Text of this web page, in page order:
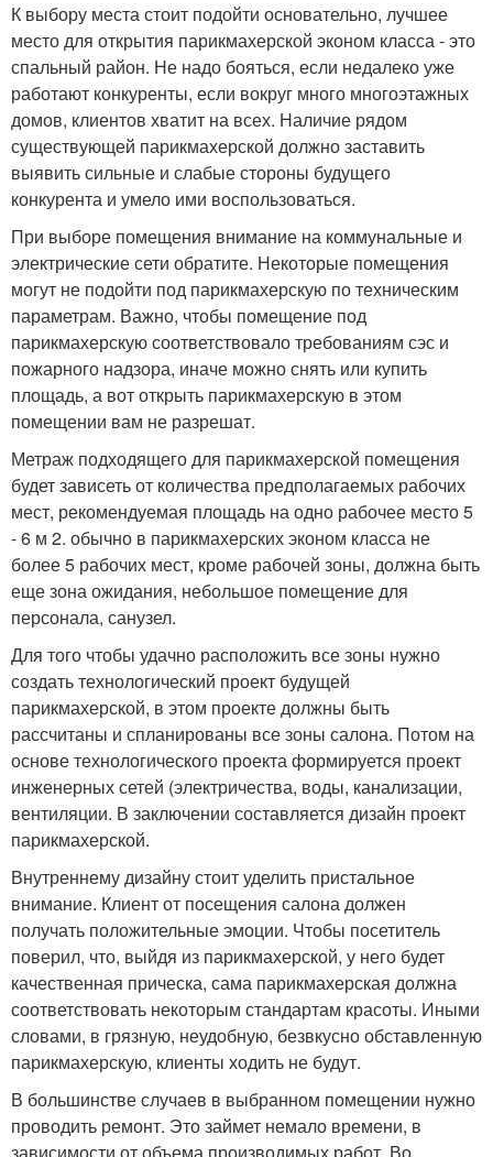
К выбору места стоит подойти основательно, лучшее
место для открытия парикмахерской эконом класса - это
спальный район. Не надо бояться, если недалеко уже
работают конкуренты, если вокруг много многоэтажных
домов, клиентов хватит на всех. Наличие рядом
существующей парикмахерской должно заставить
выявить сильные и слабые стороны будущего
конкурента и умело ими воспользоваться.
При выборе помещения внимание на коммунальные и
электрические сети обратите. Некоторые помещения
могут не подойти под парикмахерскую по техническим
параметрам. Важно, чтобы помещение под
парикмахерскую соответствовало требованиям сэс и
пожарного надзора, иначе можно снять или купить
площадь, а вот открыть парикмахерскую в этом
помещении вам не разрешат.
Метраж подходящего для парикмахерской помещения
будет зависеть от количества предполагаемых рабочих
мест, рекомендуемая площадь на одно рабочее место 5
- 6 м 2. обычно в парикмахерских эконом класса не
более 5 рабочих мест, кроме рабочей зоны, должна быть
еще зона ожидания, небольшое помещение для
персонала, санузел.
Для того чтобы удачно расположить все зоны нужно
создать технологический проект будущей
парикмахерской, в этом проекте должны быть
рассчитаны и спланированы все зоны салона. Потом на
основе технологического проекта формируется проект
инженерных сетей (электричества, воды, канализации,
вентиляции. В заключении составляется дизайн проект
парикмахерской.
Внутреннему дизайну стоит уделить пристальное
внимание. Клиент от посещения салона должен
получать положительные эмоции. Чтобы посетитель
поверил, что, выйдя из парикмахерской, у него будет
качественная прическа, сама парикмахерская должна
соответствовать некоторым стандартам красоты. Иными
словами, в грязную, неудобную, безвкусно обставленную
парикмахерскую, клиенты ходить не будут.
В большинстве случаев в выбранном помещении нужно
проводить ремонт. Это займет немало времени, в